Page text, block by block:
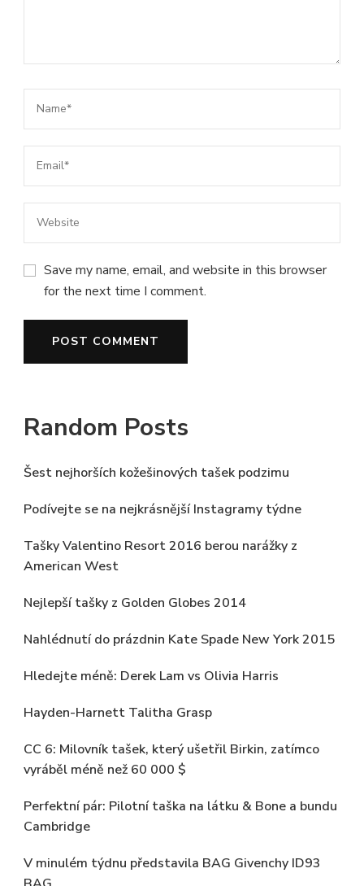
Save my name, email, and website in this browser
for the next time I comment.
Random Posts
Šest nejhorších kožešinových tašek podzimu
Podívejte se na nejkrásnější Instagramy týdne
Tašky Valentino Resort 2016 berou narážky z
American West
Nejlepší tašky z Golden Globes 2014
Nahlédnutí do prázdnin Kate Spade New York 2015
Hledejte méně: Derek Lam vs Olivia Harris
Hayden-Harnett Talitha Grasp
CC 6: Milovník tašek, který ušetřil Birkin, zatímco
vyráběl méně než 60 000 $
Perfektní pár: Pilotní taška na látku & Bone a bundu
Cambridge
V minulém týdnu představila BAG Givenchy ID93